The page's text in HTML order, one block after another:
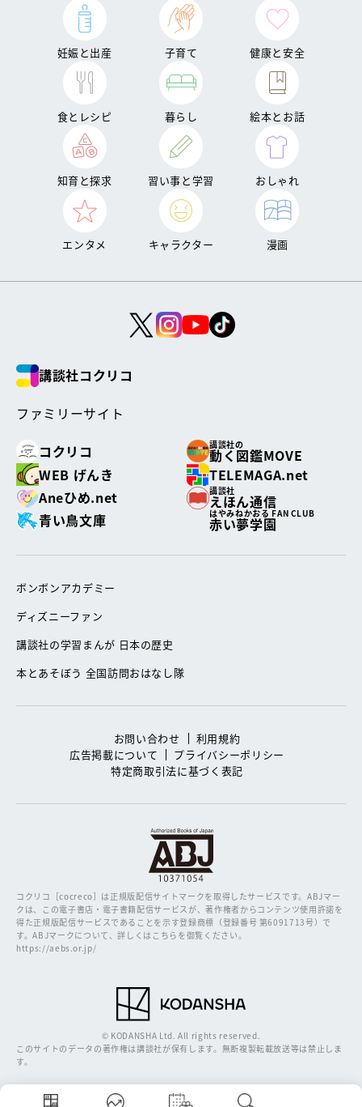
妊娠と出産 子育て 健康と安全
食とレシピ 暮らし 絵本とお話
知育と探求 習い事と学習 おしゃれ
エンタメ キャラクター 漫画
講談社コクリコ
ファミリーサイト
コクリコ
講談社の
動く図鑑MOVE
WEB げんき
TELEMAGA.net
Aneひめ.net
講談社
えほん通信
青い鳥文庫
はやみねかおる FAN CLUB
赤い夢学園
ボンボンアカデミー
ディズニーファン
講談社の学習まんが 日本の歴史
本とあそぼう 全国訪問おはなし隊
お問い合わせ
利用規約
広告掲載について
プライバシーポリシー
特定商取引法に基づく表記
コクリコ［cocreco］は正規版配信サイトマークを取得したサービスです。ABJマー
クは、この電子書店・電子書籍配信サービスが、著作権者からコンテンツ使用許諾を
得た正規版配信サービスであることを示す登録商標（登録番号 第6091713号）で
す。ABJマークについて、詳しくはこちらを御覧ください。
https://aebs.or.jp/
© KODANSHA Ltd. All rights reserved.
このサイトのデータの著作権は講談社が保有します。無断複製転載放送等は禁止しま
す。